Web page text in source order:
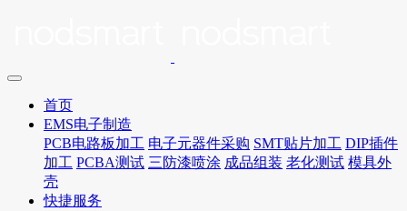
首页
EMS电子制造
PCB电路板加工 电子元器件采购 SMT贴片加工 DIP插件
加工 PCBA测试 三防漆喷涂 成品组装 老化测试 模具外
壳
快捷服务